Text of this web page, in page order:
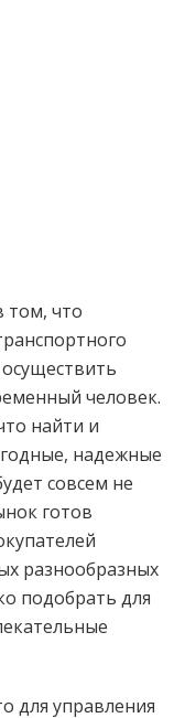
том, что
человек.
найти и
надежные
совсем не
готов
разнообразных
подобрать для
для управления